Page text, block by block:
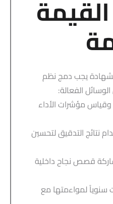
يجب دمج نظم
الفعالة:
وقياس مؤشرات الأداء
نتائج التدقيق لتحسين
قصص نجاح داخلية
سنوياً لمواءمتها مع